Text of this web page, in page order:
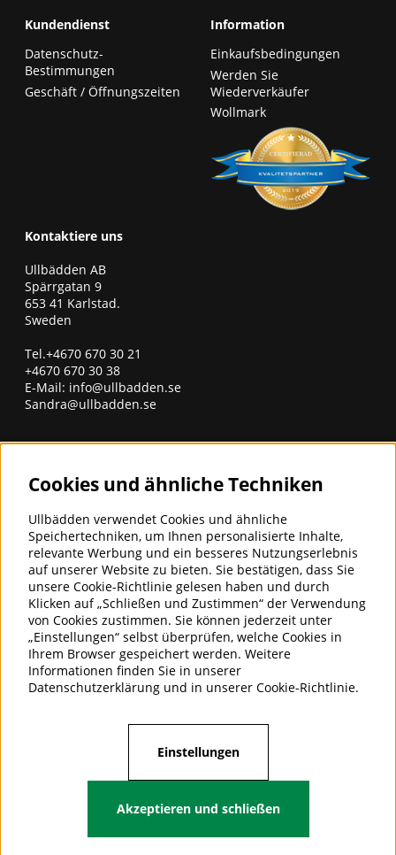
Kundendienst
Datenschutz-
Bestimmungen
Geschäft / Öffnungszeiten
Information
Einkaufsbedingungen
Werden Sie
Wiederverkäufer
Wollmark
Kontaktiere uns
Ullbädden AB
Spärrgatan 9
653 41 Karlstad.
Sweden
Tel.+4670 670 30 21
+4670 670 30 38
E-Mail: info@ullbadden.se
Sandra@ullbadden.se
Geben Sie unten Ihre E-Mail-Adresse ein, um Neuigkeiten
E-Mail für Newsletter eingeben
Abonnieren
ULLBÄDDEN - BETTWÄSCHE FÜR
GUTEN SCHLAF
Ullbädden AB ist ein Unternehmen,
das Bettwaren aus Kaschmir-,
Kamel-, Alpaka- und Merinowolle
für einen guten und gesunden
haben 25 Jahre Branchenerfahrung.
Folge uns auf Facebook.https://www.facebook.com/ullbadden
Cookies und ähnliche Techniken
Ullbädden verwendet Cookies und ähnliche
Speichertechniken, um Ihnen personalisierte Inhalte,
relevante Werbung und ein besseres Nutzungserlebnis
auf unserer Website zu bieten. Sie bestätigen, dass Sie
unsere Cookie-Richtlinie gelesen haben und durch
Klicken auf „Schließen und Zustimmen“ der Verwendung
von Cookies zustimmen. Sie können jederzeit unter
„Einstellungen“ selbst überprüfen, welche Cookies in
Ihrem Browser gespeichert werden. Weitere
Informationen finden Sie in unserer
Datenschutzerklärung und in unserer Cookie-Richtlinie.
Einstellungen
Akzeptieren und schließen